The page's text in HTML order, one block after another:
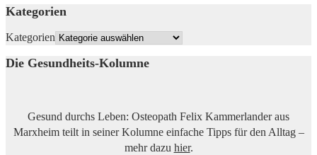
Kategorien
Kategorien
Die Gesundheits-Kolumne
Gesund durchs Leben: Osteopath Felix Kammerlander aus
Marxheim teilt in seiner Kolumne einfache Tipps für den Alltag –
mehr dazu hier.